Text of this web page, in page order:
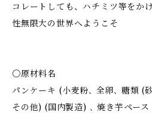
コレートしても、ハチミツ等をか
性無限大の世界へようこそ
〇原材料名
パンケーキ (小麦粉､ 全卵､ 糖類 (
その他) (国内製造) ､ 焼き芋ペー